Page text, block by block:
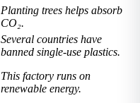
Planting trees helps absorb
CO₂.
Several countries have
banned single-use plastics.
This factory runs on
renewable energy.